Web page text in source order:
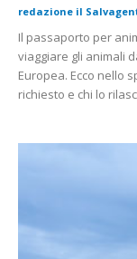
redazione il
Il passaporto per
viaggiare gli animali
Europea. Ecco nello
richiesto e chi lo